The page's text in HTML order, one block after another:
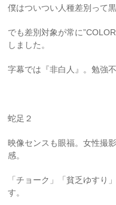
僕はついつい人種差別って
でも差別対象が常に
しました。
字幕では『非白人』。勉強
蛇足２
映像センスも眼福。女性撮
感。
「チョーク」「貧乏ゆすり
す。